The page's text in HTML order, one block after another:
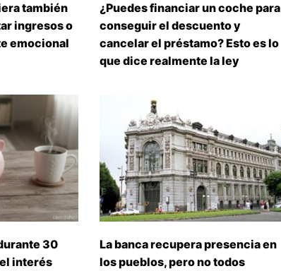
también
ingresos o
emocional
¿Puedes financiar un coche para
conseguir el descuento y
cancelar el préstamo? Esto es lo
que dice realmente la ley
30
interés
La banca recupera presencia en
los pueblos, pero no todos